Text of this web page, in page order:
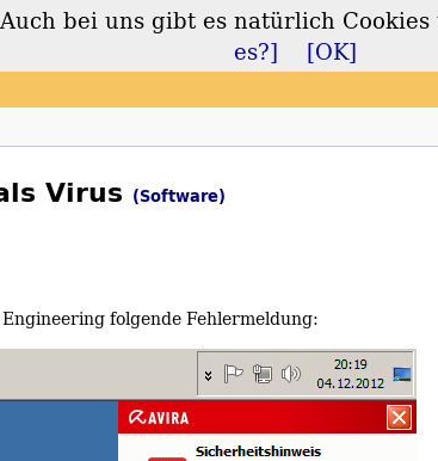
Virus (Software)
folgende Fehlermeldung:
bei uns gibt es natürlich Cookies
es?]
[OK]